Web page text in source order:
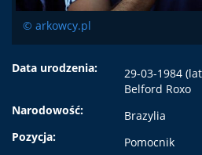
© arkowcy.pl
Data urodzenia:
29-03-1984
Belford Roxo
Narodowość:
Brazylia
Pozycja:
Pomocnik